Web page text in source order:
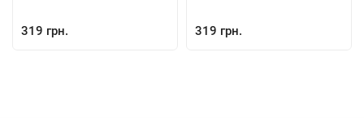
319 грн. 319 грн.